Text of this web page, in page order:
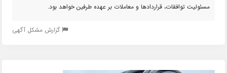
مسئولیت توافقات، قراردادها و معاملات بر عهده طرفین خواهد بود.
گزارش مشکل آگهی